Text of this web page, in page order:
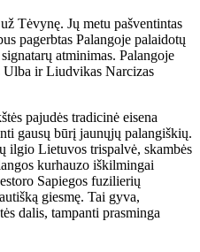
Tėvynę. Jų metu pašventintas
pagerbtas Palangoje palaidotų
atminimas. Palangoje
Ulba ir Liudvikas Narcizas
pajudės tradicinė eisena
gausų būrį jaunųjų palangiškių.
ilgio Lietuvos trispalvė, skambės
kurhauzo iškilmingai
Sapiegos fuzilierių
giesmę. Tai gyva,
dalis, tampanti prasminga